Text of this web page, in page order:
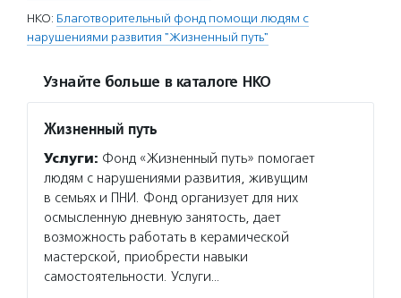
НКО: Благотворительный фонд помощи людям с
нарушениями развития "Жизненный путь"
Узнайте больше в каталоге НКО
Жизненный путь
Услуги: Фонд «Жизненный путь» помогает
людям с нарушениями развития, живущим
в семьях и ПНИ. Фонд организует для них
осмысленную дневную занятость, дает
возможность работать в керамической
мастерской, приобрести навыки
самостоятельности. Услуги…